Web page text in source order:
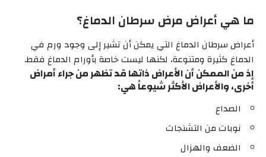
ما هي أعراض مرض سرطان الدماغ؟
أعراض سرطان الدماغ التي يمكن أن تشير إلى وجود ورم في
الدماغ كثيرة ومتنوعة، لكنها ليست خاصة بأورام الدماغ فقط.
إذ من الممكن أن الأعراض ذاتها قد تظهر من جراء أمراض
أخرى، والأعراض الأكثر شيوعاً هي:
الصداع
نوبات من التشنجات
الضعف والهزال